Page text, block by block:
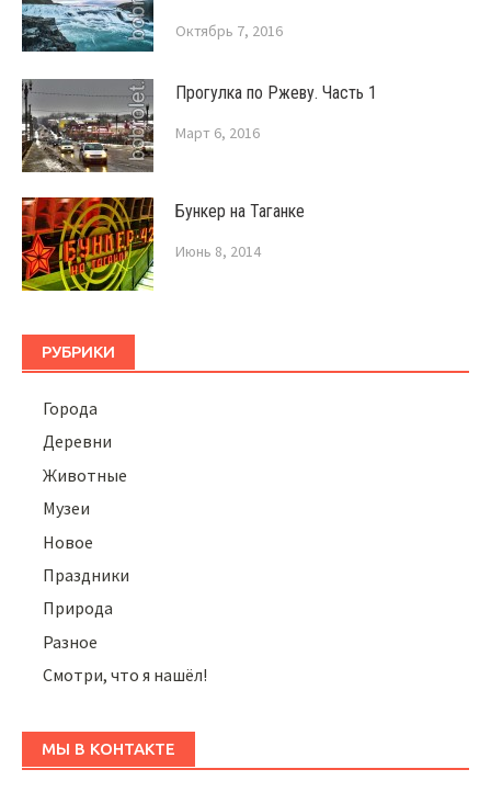
Октябрь 7, 2016
Прогулка по Ржеву. Часть 1
Март 6, 2016
Бункер на Таганке
Июнь 8, 2014
РУБРИКИ
Города
Деревни
Животные
Музеи
Новое
Праздники
Природа
Разное
Смотри, что я нашёл!
МЫ В КОНТАКТЕ